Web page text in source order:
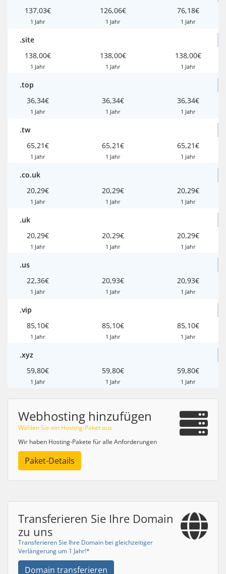
137,03€
1 Jahr
126,06€
1 Jahr
76,18€
1 Jahr
.site
138,00€
1 Jahr
138,00€
1 Jahr
138,00€
1 Jahr
.top
36,34€
1 Jahr
36,34€
1 Jahr
36,34€
1 Jahr
.tw
65,21€
1 Jahr
65,21€
1 Jahr
65,21€
1 Jahr
.co.uk
20,29€
1 Jahr
20,29€
1 Jahr
20,29€
1 Jahr
.uk
20,29€
1 Jahr
20,29€
1 Jahr
20,29€
1 Jahr
.us
22,36€
1 Jahr
20,93€
1 Jahr
20,93€
1 Jahr
.vip
85,10€
1 Jahr
85,10€
1 Jahr
85,10€
1 Jahr
.xyz
59,80€
1 Jahr
59,80€
1 Jahr
59,80€
1 Jahr
Webhosting hinzufügen
Wählen Sie ein Hosting-Paket aus
Wir haben Hosting-Pakete für alle Anforderungen
Paket-Details
Transferieren Sie Ihre Domain
zu uns
Transferieren Sie Ihre Domain bei gleichzeitiger
Verlängerung um 1 Jahr!*
Domain transferieren